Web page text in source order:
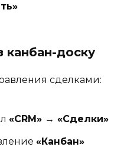
канбан-доску
сделками:
«CRM» → «Сделки»
«Канбан»